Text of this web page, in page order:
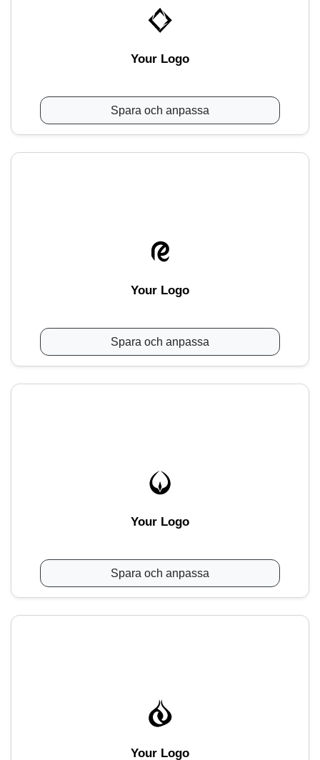
Your Logo
Spara och anpassa
Your Logo
Spara och anpassa
Your Logo
Spara och anpassa
Your Logo